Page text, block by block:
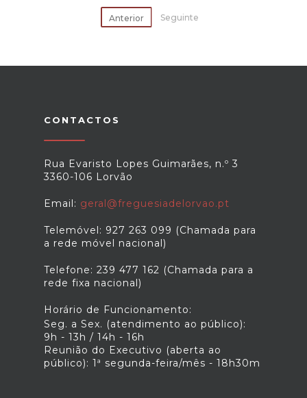
Anterior Seguinte
CONTACTOS
Rua Evaristo Lopes Guimarães, n.º 3
3360-106 Lorvão
Email: geral@freguesiadelorvao.pt
Telemóvel: 927 263 099 (Chamada para
a rede móvel nacional)
Telefone: 239 477 162 (Chamada para a
rede fixa nacional)
Horário de Funcionamento:
Seg. a Sex. (atendimento ao público):
9h - 13h / 14h - 16h
Reunião do Executivo (aberta ao
público): 1ª segunda-feira/mês - 18h30m